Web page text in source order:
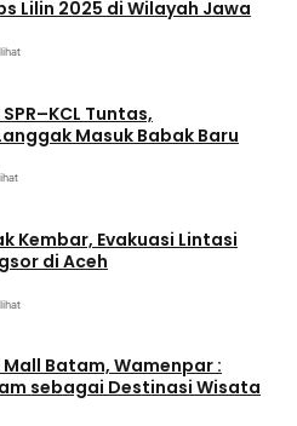
Lilin 2025 di Wilayah Jawa
Tuntas,
Masuk Babak Baru
Kembar, Evakuasi Lintasi
di Aceh
Mall Batam, Wamenpar :
sebagai Destinasi Wisata